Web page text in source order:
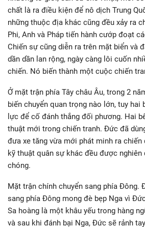
chất là ra điều kiện để nô dịch Trung
những thuộc địa khác cũng đều xảy ra
Phi, Anh và Pháp tiến hành cướp đoạt
Chiến sự cũng diễn ra trên mặt biển và
dần dần lan rộng, ngày càng lôi cuốn
chiến. Nó biến thành một cuộc chiến
Ở mặt trận phía Tây châu Âu, trong 2
biến chuyển quan trọng nào lớn, tuy hai
lực để cố đánh thắng đối phương. Hai
thuật mới trong chiến tranh. Đức đã
đưa xe tăng vừa mới phát minh ra chiến
kỹ thuật quân sự khác đều được nghiên
chóng.
Mặt trận chính chuyển sang phía Đông.
sang phía Đông mong đè bẹp Nga vì
Sa hoàng là một khâu yếu trong hàng
và sau khi đánh bại Nga, Đức sẽ rảnh